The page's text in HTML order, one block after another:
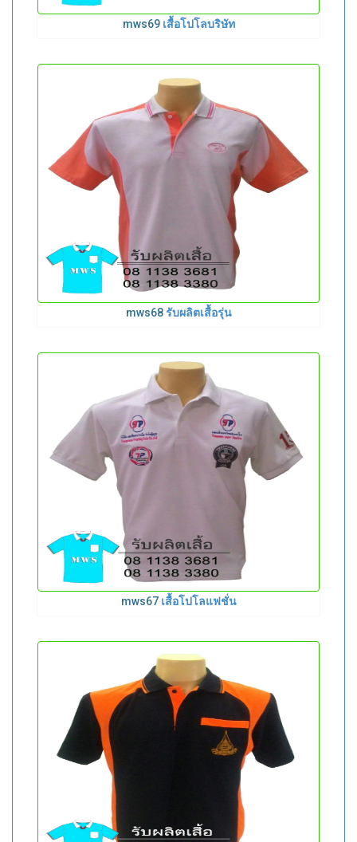
mws69 เสื้อโปโลบริษัท
mws68รับผลิตเสื้อรุ่น
mws67 เสื้อโปโลแฟชั่น